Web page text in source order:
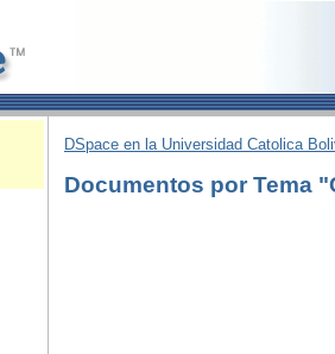
DSpace en la Universidad Catolica
Documentos por Tema